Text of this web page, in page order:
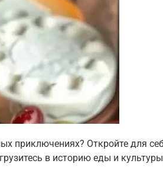
приключениях? Откройте для
в историю еды и